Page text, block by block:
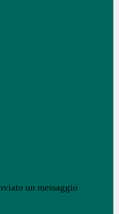
un messaggio